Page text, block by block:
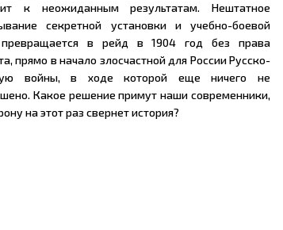
к неожиданным результатам. Нештатное
секретной установки и учебно-боевой
в рейд в 1904 год без права
прямо в начало злосчастной для России Русско-
войны, в ходе которой еще ничего не
Какое решение примут наши современники,
на этот раз свернет история?